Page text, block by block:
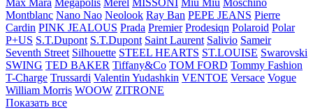
Max Mara Megapolis Merel MISSONI Miu Miu Moschino
Montblanc Nano Nao Neolook Ray Ban PEPE JEANS Pierre
Cardin PINK JEALOUS Prada Premier Prodesiqn Polaroid Polar
P+US S.T.Dupont S.T.Dupont Saint Laurent Salivio Sameir
Seventh Street Silhouette STEEL HEARTS ST.LOUISE Swarovski
SWING TED BAKER Tiffany&Co TOM FORD Tommy Fashion
T-Charge Trussardi Valentin Yudashkin VENTOE Versace Vogue
William Morris WOOW ZITRONE
Показать все